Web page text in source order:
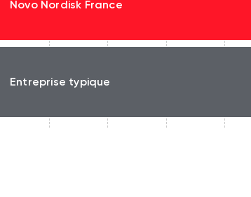
Novo Nordisk France
Entreprise typique